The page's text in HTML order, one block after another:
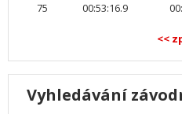
75
00:53:16.9
<<
Vyhledávání